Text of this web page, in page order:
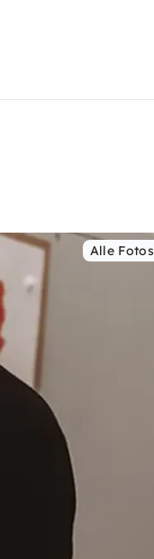
Alle Fotos